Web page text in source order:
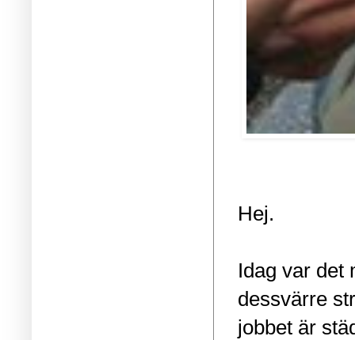
Hej.
Idag var det
dessvärre
jobbet är